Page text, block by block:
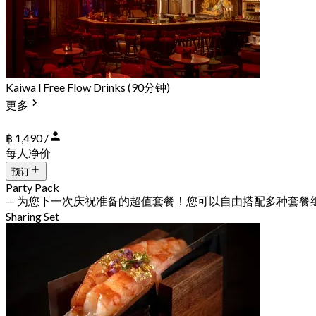
Kaiwa l Free Flow Drinks (90分钟)
更多
฿ 1,490 /
每人净价
预订
Party Pack
— 为您下一次庆祝准备的超值套餐！您可以自由搭配多种套餐
Sharing Set